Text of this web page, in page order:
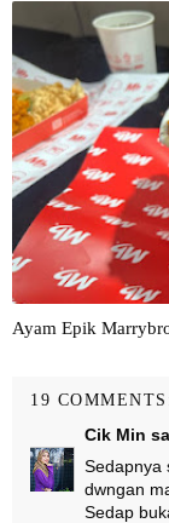
Ayam Epik
19
Cik Min
Sedapnya
dwngan
Sedap